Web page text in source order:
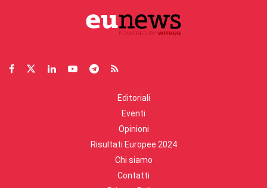
Editoriali
Eventi
Opinioni
Risultati Europee 2024
Chi siamo
Contatti